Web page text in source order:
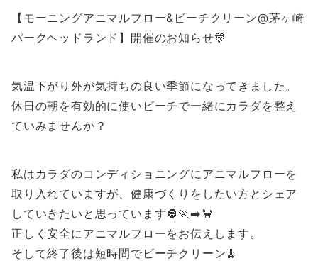
【モーニングアニマルフロー&ビーチクリーン@茅ヶ崎
パークヘッドランド】開催のお知らせ🎊
気温下がり外が気持ちの良い季節になってきました。
休日の朝を有効的に使いビーチで一緒にカラダを整え
ていみませんか？
私はカラダのコンディショニングにアニマルフローを
取り入れていますが、健康づくりをしたい方とシェア
していきたいと思っています🦍🏃‍➡️🦀
正しく安全にアニマルフローをお伝えします。
そして終了後は短時間でビーチクリーン🧹